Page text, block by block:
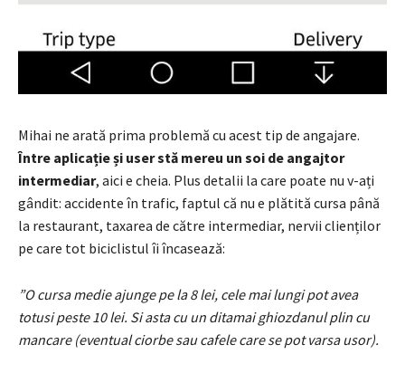
Mihai ne arată prima problemă cu acest tip de angajare.
Între aplicație și user stă mereu un soi de angajtor
intermediar, aici e cheia. Plus detalii la care poate nu v-ați
gândit: accidente în trafic, faptul că nu e plătită cursa până
la restaurant, taxarea de către intermediar, nervii clienților
pe care tot biciclistul îi încasează:
”O cursa medie ajunge pe la 8 lei, cele mai lungi pot avea
totusi peste 10 lei. Si asta cu un ditamai ghiozdanul plin cu
mancare (eventual ciorbe sau cafele care se pot varsa usor).